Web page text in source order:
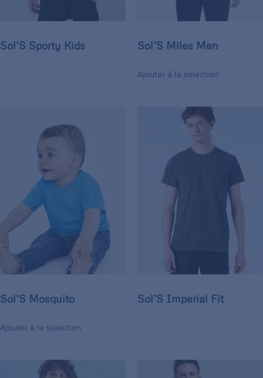
Sol’S Sporty Kids Sol’S Miles Men
Ajouter à la sélection
Sol’S Mosquito
Ajouter à la sélection
Sol’S Imperial Fit